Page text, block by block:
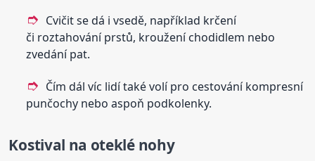
Cvičit se dá i vsedě, například krčení
či roztahování prstů, kroužení chodidlem nebo
zvedání pat.
Čím dál víc lidí také volí pro cestování kompresní
punčochy nebo aspoň podkolenky.
Kostival na oteklé nohy